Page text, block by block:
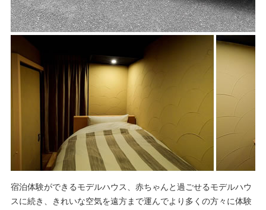
宿泊体験ができるモデルハウス、赤ちゃんと過ごせるモデルハウ
スに続き、きれいな空気を遠方まで運んでより多くの方々に体験